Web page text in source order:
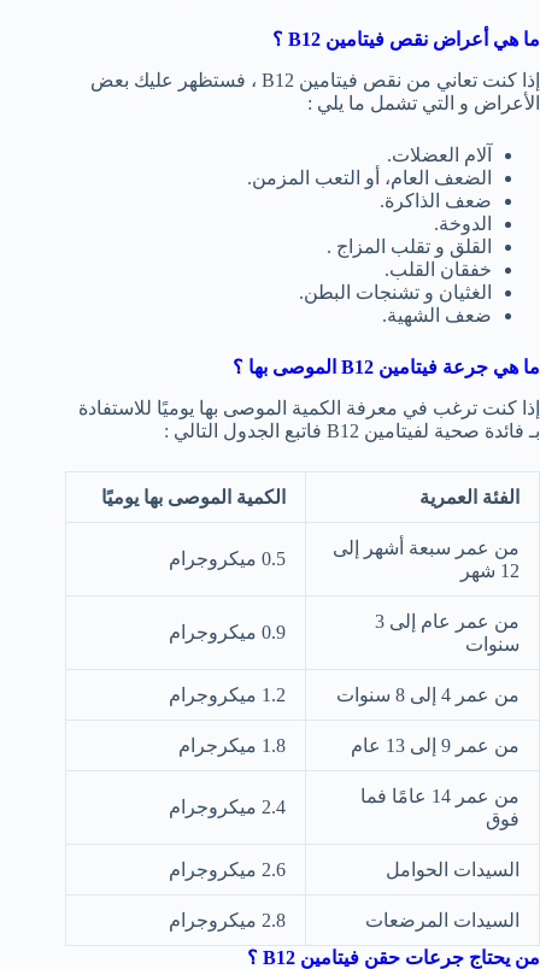
ما هي أعراض نقص فيتامين B12 ؟
إذا كنت تعاني من نقص فيتامين B12 ، فستظهر عليك بعض
الأعراض و التي تشمل ما يلي :
آلام العضلات.
الضعف العام، أو التعب المزمن.
ضعف الذاكرة.
الدوخة.
القلق و تقلب المزاج .
خفقان القلب.
الغثيان و تشنجات البطن.
ضعف الشهية.
ما هي جرعة فيتامين B12 الموصى بها ؟
إذا كنت ترغب في معرفة الكمية الموصى بها يوميًا للاستفادة
بـ فائدة صحية لفيتامين B12 فاتبع الجدول التالي :
الفئة العمرية الكمية الموصى بها يوميًا
من عمر سبعة أشهر إلى
12 شهر
0.5 ميكروجرام
من عمر عام إلى 3
سنوات
0.9 ميكروجرام
من عمر 4 إلى 8 سنوات 1.2 ميكروجرام
من عمر 9 إلى 13 عام 1.8 ميكرجرام
من عمر 14 عامًا فما
فوق
2.4 ميكروجرام
السيدات الحوامل 2.6 ميكروجرام
السيدات المرضعات
2.8 ميكروجرام
من يحتاج جرعات حقن فيتامين B12 ؟